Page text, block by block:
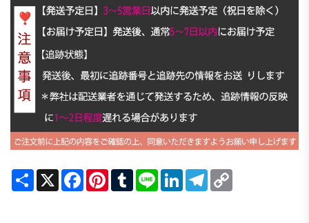
Share X FacebookPinterestTumblrLine LinkedInTelegram